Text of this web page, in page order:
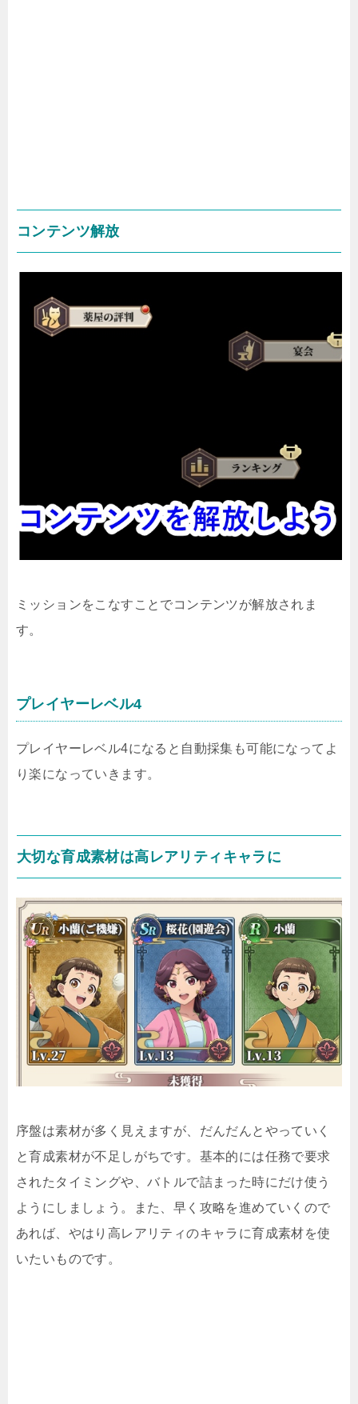
コンテンツ解放
ミッションをこなすことでコンテンツが解放されま
す。
プレイヤーレベル4
プレイヤーレベル4になると自動採集も可能になってよ
り楽になっていきます。
大切な育成素材は高レアリティキャラに
序盤は素材が多く見えますが、だんだんとやっていく
と育成素材が不足しがちです。基本的には任務で要求
されたタイミングや、バトルで詰まった時にだけ使う
ようにしましょう。また、早く攻略を進めていくので
あれば、やはり高レアリティのキャラに育成素材を使
いたいものです。